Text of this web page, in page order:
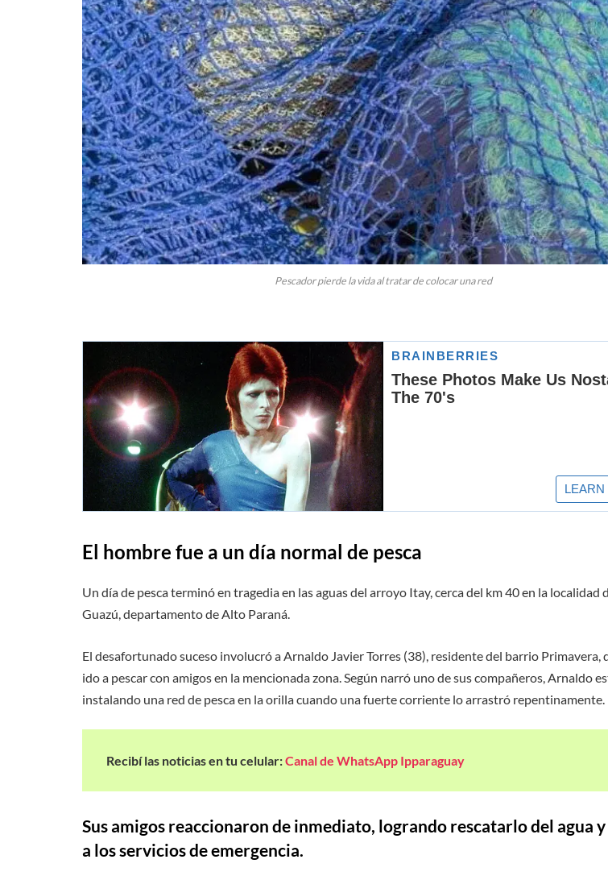
Pescador pierde la vida al tratar de colocar una red
El hombre fue a un día normal de pesca
Un día de pesca terminó en tragedia en las aguas del arroyo Itay, cerca del km 40 en la localidad
Guazú, departamento de Alto Paraná.
El desafortunado suceso involucró a Arnaldo Javier Torres (38), residente del barrio Primavera,
ido a pescar con amigos en la mencionada zona. Según narró uno de sus compañeros, Arnaldo
instalando una red de pesca en la orilla cuando una fuerte corriente lo arrastró repentinamente.
Recibí las noticias en tu celular:Canal de WhatsApp Ipparaguay
Sus amigos reaccionaron de inmediato, logrando rescatarlo del agua
a los servicios de emergencia.